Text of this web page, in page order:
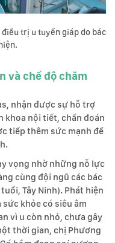
điều trị u tuyến giáp do bác
và chế độ chăm
nhận được sự hỗ trợ
khoa nội tiết, chẩn đoán
tiếp thêm sức mạnh để
vọng nhờ những nỗ lực
cùng đội ngũ các bác
Tây Ninh). Phát hiện
khỏe có siêu âm
vì u còn nhỏ, chưa gây
thời gian, chị Phương